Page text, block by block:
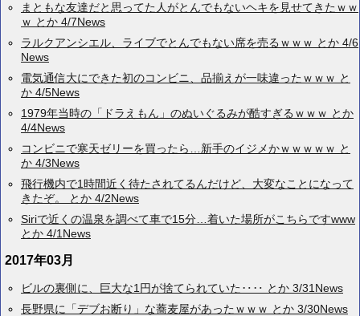
まともな友達だと思ってた人がとんでもないヘキを見せてきたｗｗ
ｗ とか 4/7News
ラルクアンシエル、ライブでとんでもない席を売るｗｗｗ とか 4/6
News
電気通信大にできた初のコンビニ、品揃えが一味違ったｗｗｗ と
か 4/5News
1979年当時の「ドラえもん」のぬいぐるみが酷すぎるｗｗｗ とか
4/4News
コンビニで寒天ゼリーを買ったら…新手のイジメかｗｗｗｗｗ と
か 4/3News
飛行機内で1時間近く待たされてるんだけど、大変なことになって
きたぞ。 とか 4/2News
Siriで近くの温泉を調べて車で15分…着いた場所がこちらですwww
とか 4/1News
2017年03月
ビルの裏側に、巨大な1円が捨てられていた‥‥ とか 3/31News
長野県に「デブお断り」な蕎麦屋があったｗｗｗ とか 3/30News